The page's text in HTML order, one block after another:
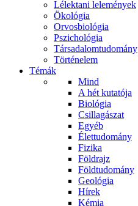
Lélektani lelemények
Ökológia
Orvosbiológia
Pszichológia
Társadalomtudomány
Történelem
Témák
Mind
A hét kutatója
Biológia
Csillagászat
Egyéb
Élettudomány
Fizika
Földrajz
Földtudomány
Geológia
Hírek
Kémia